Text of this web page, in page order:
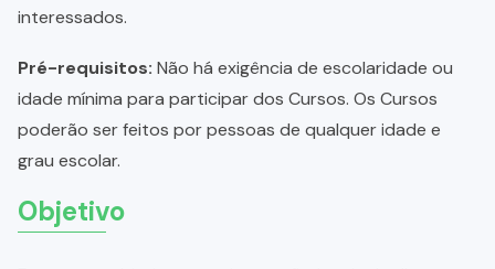
interessados.
Pré-requisitos: Não há exigência de escolaridade ou
idade mínima para participar dos Cursos. Os Cursos
poderão ser feitos por pessoas de qualquer idade e
grau escolar.
Objetivo